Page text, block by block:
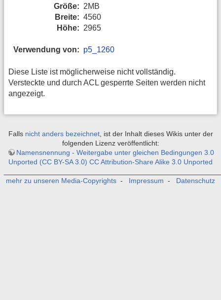
Größe: 2MB
Breite: 4560
Höhe: 2965
Verwendung von: p5_1260
Diese Liste ist möglicherweise nicht vollständig.
Versteckte und durch ACL gesperrte Seiten werden nicht
angezeigt.
Falls nicht anders bezeichnet, ist der Inhalt dieses Wikis unter der
folgenden Lizenz veröffentlicht:
Namensnennung - Weitergabe unter gleichen Bedingungen 3.0
Unported (CC BY-SA 3.0) CC Attribution-Share Alike 3.0 Unported
mehr zu unseren Media-Copyrights - Impressum - Datenschutz